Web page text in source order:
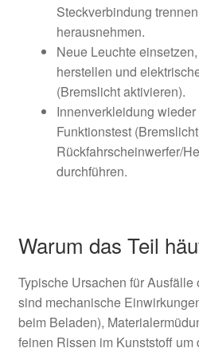
Steckverbindung
herausnehmen.
Neue Leuchte
herstellen und
(Bremslicht aktivieren).
Innenverkleidung
Funktionstest
Rückfahrscheinwerfer/
durchführen.
Warum das Teil
Typische Ursachen für
sind mechanische
beim Beladen),
feinen Rissen im Kunststoff